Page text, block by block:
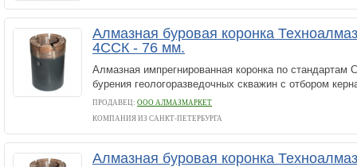
Алмазная буровая коронка
4ССК - 76 мм.
Алмазная импрегнированная коронка по
бурения геологоразведочных скважин с отбором
ПРОДАВЕЦ: ООО АЛМАЗМАРКЕТ
КОМПАНИЯ ИЗ САНКТ-ПЕТЕРБУРГА
Алмазная буровая коронка